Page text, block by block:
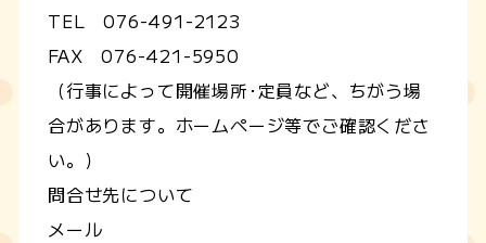
TEL 076-491-2123
FAX 076-421-5950
（行事によって開催場所･定員など、ちがう場
合があります。ホームページ等でご確認くださ
い。）
問合せ先について
メール